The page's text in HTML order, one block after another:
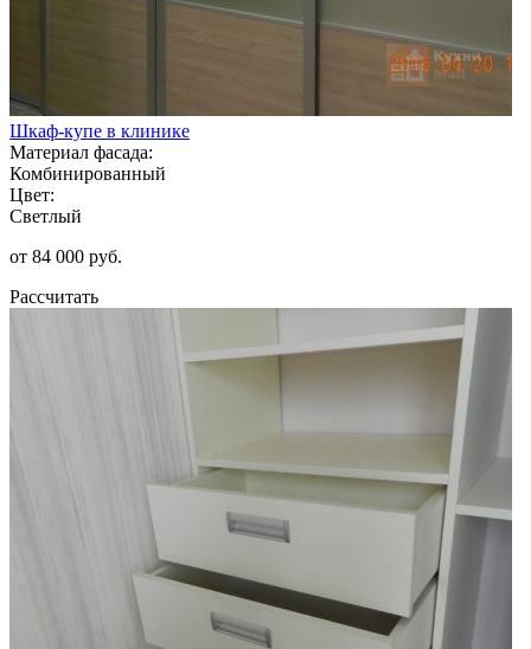
Шкаф-купе в клинике
Материал фасада:
Комбинированный
Цвет:
Светлый
от 84 000 руб.
Рассчитать